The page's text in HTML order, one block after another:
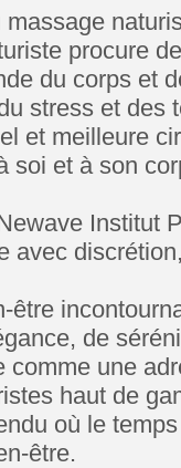
procure
du corps et
stress et des
et meilleure
soi et à son
Institut
avec
être
de
comme une
haut de
où le
être.